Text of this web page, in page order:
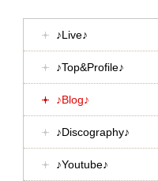
♪Live♪
♪Top&Profile♪
♪Blog♪
♪Discography♪
♪Youtube♪